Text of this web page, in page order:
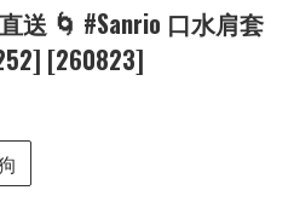
送 🌀 #Sanrio 口水肩套
[260823]